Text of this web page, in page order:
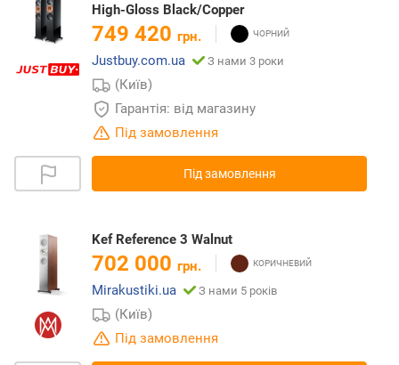
High-Gloss Black/Copper
749 420 грн.
Justbuy.com.ua
З нами 3 роки
(Київ)
Гарантія: від магазину
Під замовлення
Під замовлення
Kef Reference 3 Walnut
702 000 грн.
Mirakustiki.ua
З нами 5 років
(Київ)
Під замовлення